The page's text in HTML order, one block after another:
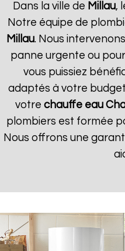
Dans la ville de Millau,
Notre équipe de
Millau. Nous
panne urgente ou
vous puissiez
adaptés à votre
votre chauffe eau
plombiers est formée
Nous offrons une